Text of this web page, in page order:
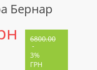
Бернар
6800.00
-
3%
ГРН